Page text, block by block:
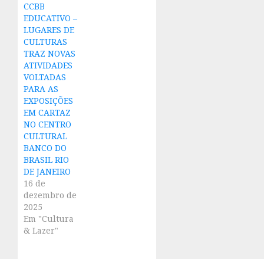
CCBB
EDUCATIVO –
LUGARES DE
CULTURAS
TRAZ NOVAS
ATIVIDADES
VOLTADAS
PARA AS
EXPOSIÇÕES
EM CARTAZ
NO CENTRO
CULTURAL
BANCO DO
BRASIL RIO
DE JANEIRO
16 de
dezembro de
2025
Em "Cultura
& Lazer"